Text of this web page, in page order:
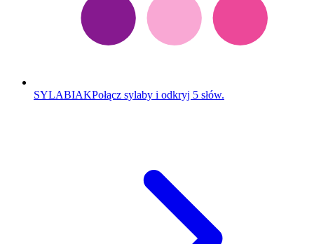
SYLABIAKPołącz sylaby i odkryj 5 słów.